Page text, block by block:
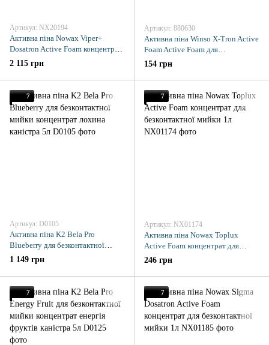
Артикул: NX20194
Активна піна Nowax Viper+
Dosatron Active Foam концентрат
для безконтактної мийки 22кг
2 115 грн
Артикул: 880630
Активна піна Winso X-Tron Active
Foam Active Foam для
безконтактної мийки 1л
154 грн
7
Артикул: D0105
Активна піна K2 Bela Pro
Blueberry для безконтактної
мийки концентрат лохина
каністра 5л
1 149 грн
7
Артикул: NX01174
Активна піна Nowax Toplux
Active Foam концентрат для
безконтактної мийки 1л
246 грн
7 7